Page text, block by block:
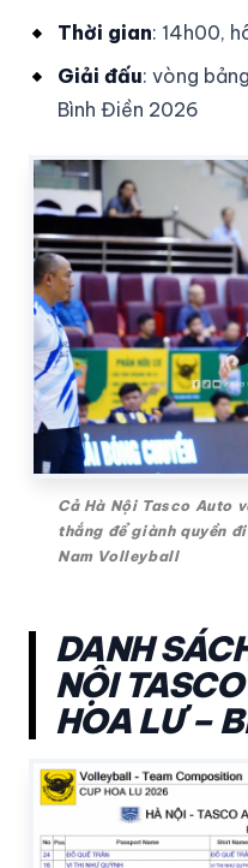
Thời gian: 14h00,
Giải đấu: vòng
Bình Điền 2026
Cả Hà Nội Tasco Auto
thắng để giành quyền
Nam Volleyball
DANH
NỘI
HOA LƯ –